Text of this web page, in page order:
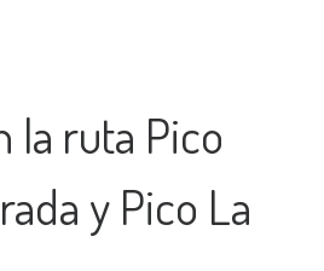
la ruta Pico
y Pico La